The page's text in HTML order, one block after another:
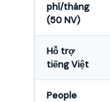
phí/tháng
(50 NV)
Hỗ trợ
tiếng Việt
People